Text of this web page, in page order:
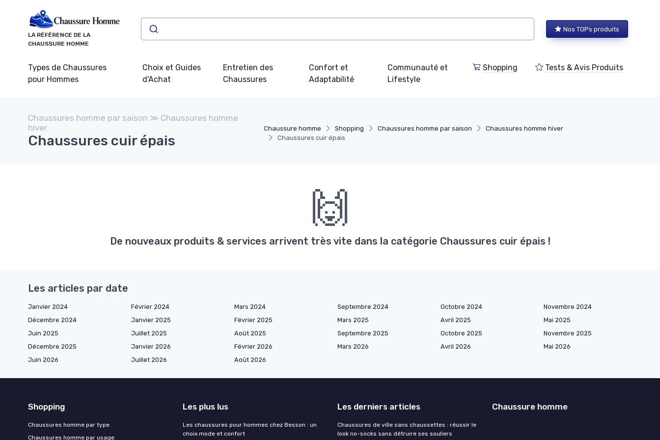
LA RÉFÉRENCE DE LA
CHAUSSURE HOMME
Nos TOPs produits
Types de Chaussures
pour Hommes
Choix et Guides
d'Achat
Entretien des
Chaussures
Confort et
Adaptabilité
Communauté et
Lifestyle
Shopping Tests & Avis Produits
Chaussure homme Shopping Chaussures homme par saison
Chaussures homme hiver
Chaussures cuir épais
Chaussures homme par saison ≫ Chaussures homme
hiver
Chaussures cuir épais
🙌
De nouveaux produits & services arrivent très vite dans la catégorie Chaussures cuir épais !
Les articles par date
Janvier 2024 Février 2024 Mars 2024 Septembre 2024 Octobre 2024
Novembre 2024
Décembre 2024
Janvier 2025 Février 2025 Mars 2025 Avril 2025
Mai 2025
Juin 2025
Juillet 2025 Août 2025 Septembre 2025 Octobre 2025
Novembre 2025
Décembre 2025
Janvier 2026 Février 2026 Mars 2026 Avril 2026
Mai 2026
Juin 2026
Juillet 2026 Août 2026
Shopping
Chaussures homme par type
Chaussures homme par usage
Les plus lus
Les chaussures pour hommes chez Besson : un
choix mode et confort
Les derniers articles
Chaussures de ville sans chaussettes : réussir le
look no-socks sans détruire ses souliers
Chaussure homme